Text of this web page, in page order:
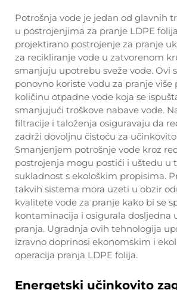
Potrošnja vode je jedan od glavnih
u postrojenjima za pranje LDPE
projektirano postrojenje za pranje
za recikliranje vode u zatvorenom
smanjuju upotrebu sveže vode. Ovi
ponovno koriste vodu za pranje
količinu otpadne vode koja se
smanjujući troškove nabave vode.
filtracije i taloženja osiguravaju da
zadrži dovoljnu čistoću za
Smanjenjem potrošnje vode kroz
postrojenja mogu postići i uštedu u
sukladnost s ekološkim propisima.
takvih sistema mora uzeti u obzir
kvalitete vode za pranje kako bi se
kontaminacija i osigurala dosljedna
pranja. Ugradnja ovih tehnologija
izravno doprinosi ekonomskim i
operacija pranja LDPE folija.
Energetski učinkovito